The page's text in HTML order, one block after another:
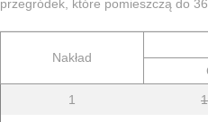
przegródek, które pomieszczą do
Nakład
1